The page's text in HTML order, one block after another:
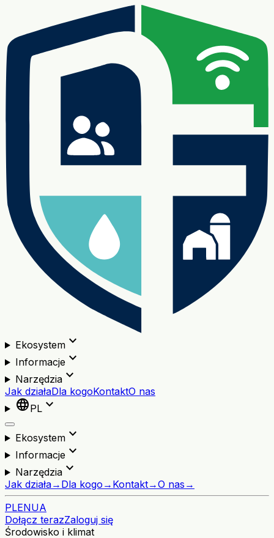
Ekosystemexpand_more
Informacjeexpand_more
Narzędziaexpand_more
Jak działaDla kogoKontaktO nas
languagePL expand_more
Ekosystemexpand_more
Informacjeexpand_more
Narzędziaexpand_more
Jak działa→ Dla kogo → Kontakt→O nas →
PLENUA
Dołącz terazZaloguj się
Środowisko i klimat